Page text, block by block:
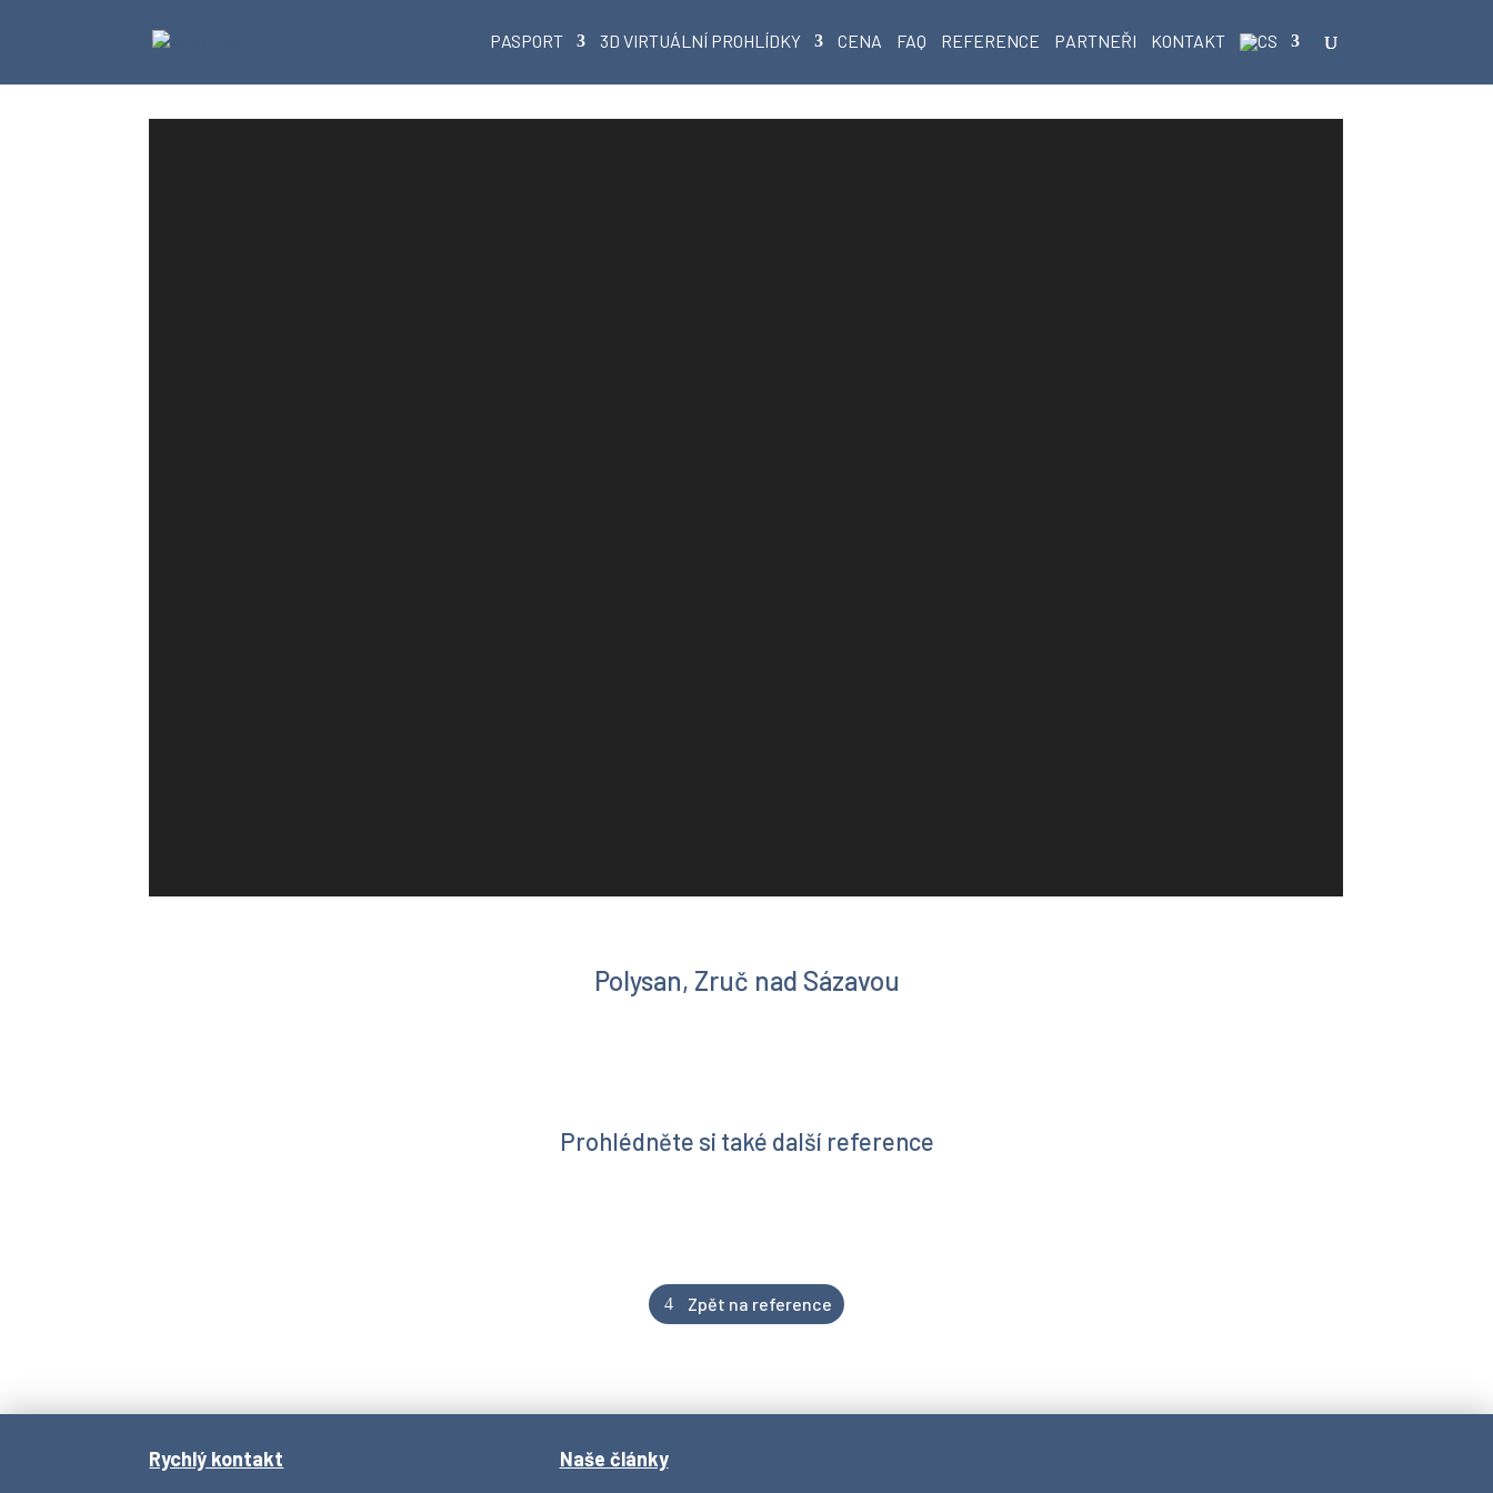
PASPORT 3D VIRTUÁLNÍ PROHLÍDKY CENA FAQ REFERENCE PARTNEŘI KONTAKT
Polysan, Zruč nad Sázavou
Prohlédněte si také další reference
Zpět na reference
Rychlý kontakt Naše články